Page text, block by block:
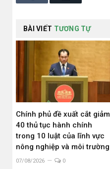
BÀI VIẾT TƯƠNG TỰ
Chính phủ đề xuất cắt giảm
40 thủ tục hành chính
trong 10 luật của lĩnh vực
nông nghiệp và môi trường
07/08/2026 0